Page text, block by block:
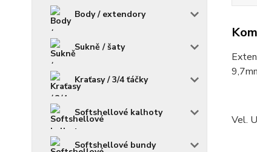
Body / extendory
Sukně / šaty
Kraťasy / 3/4 ťáčky
Softshellové kalhoty
Softshellové bundy
Vel.